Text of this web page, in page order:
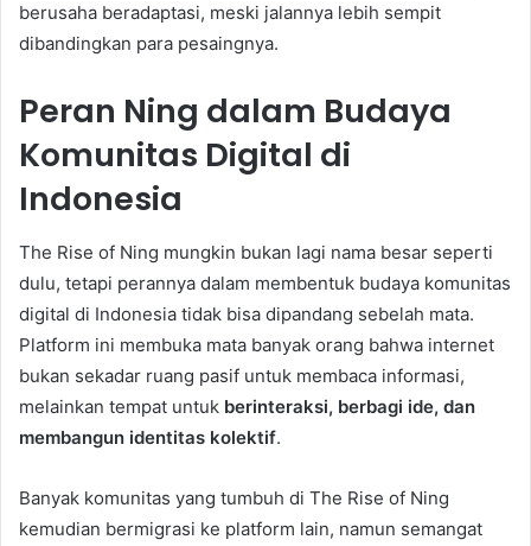
berusaha beradaptasi, meski jalannya lebih sempit
dibandingkan para pesaingnya.
Peran Ning dalam Budaya
Komunitas Digital di
Indonesia
The Rise of Ning mungkin bukan lagi nama besar seperti
dulu, tetapi perannya dalam membentuk budaya komunitas
digital di Indonesia tidak bisa dipandang sebelah mata.
Platform ini membuka mata banyak orang bahwa internet
bukan sekadar ruang pasif untuk membaca informasi,
melainkan tempat untuk berinteraksi, berbagi ide, dan
membangun identitas kolektif.
Banyak komunitas yang tumbuh di The Rise of Ning
kemudian bermigrasi ke platform lain, namun semangat